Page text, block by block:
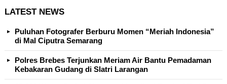
LATEST NEWS
Puluhan Fotografer Berburu Momen “Meriah Indonesia”
di Mal Ciputra Semarang
Polres Brebes Terjunkan Meriam Air Bantu Pemadaman
Kebakaran Gudang di Slatri Larangan